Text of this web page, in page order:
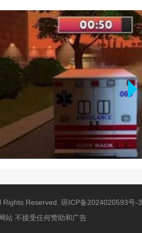
Reserved. 琼ICP备2024020593号-3
站 不接受任何赞助和广告